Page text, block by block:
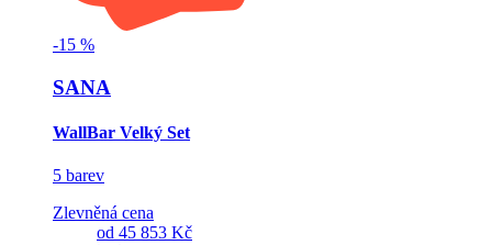
-15 %
SANA
WallBar Velký Set
5 barev
Zlevněná cena
od 45 853 Kč